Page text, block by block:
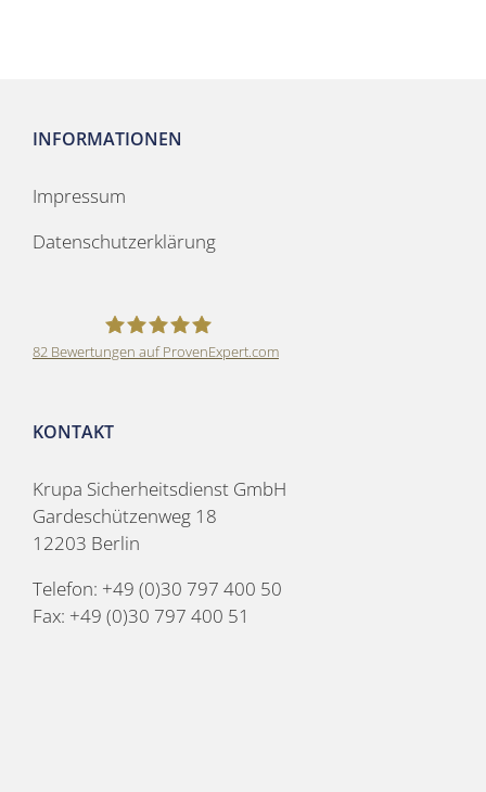
INFORMATIONEN
Impressum
Datenschutzerklärung
82 Bewertungen auf ProvenExpert.com
KONTAKT
Krupa Sicherheitsdienst GmbH
Gardeschützenweg 18
12203 Berlin
Telefon: +49 (0)30 797 400 50
Fax: +49 (0)30 797 400 51